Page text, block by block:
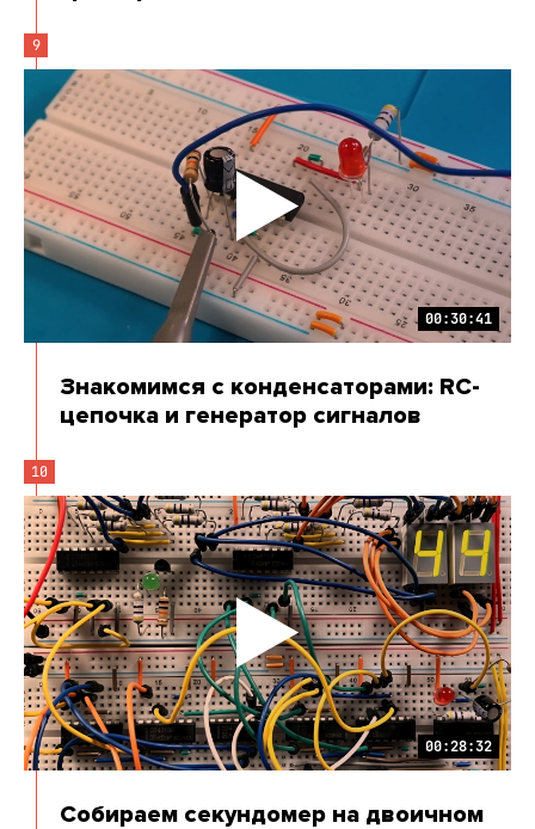
9
00:30:41
Знакомимся с конденсаторами: RC-
цепочка и генератор сигналов
10
00:28:32
Собираем секундомер на двоичном